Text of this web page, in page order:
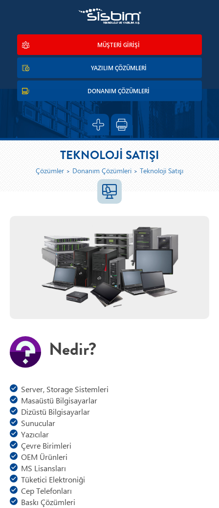
MÜŞTERİ GİRİŞİ
YAZILIM ÇÖZÜMLERİ
DONANIM ÇÖZÜMLERİ
TEKNOLOJİ SATIŞI
Çözümler Donanım Çözümleri Teknoloji Satışı
Nedir?
Server, Storage Sistemleri
Masaüstü Bilgisayarlar
Dizüstü Bilgisayarlar
Sunucular
Yazıcılar
Çevre Birimleri
OEM Ürünleri
MS Lisansları
Tüketici Elektroniği
Cep Telefonları
Baskı Çözümleri